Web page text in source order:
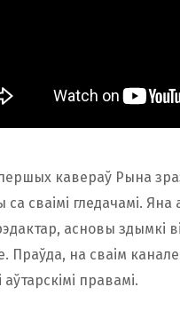
кавераў Рына
са сваімі гледачамі.
асновы здымкі
Праўда, на сваім
правамі.